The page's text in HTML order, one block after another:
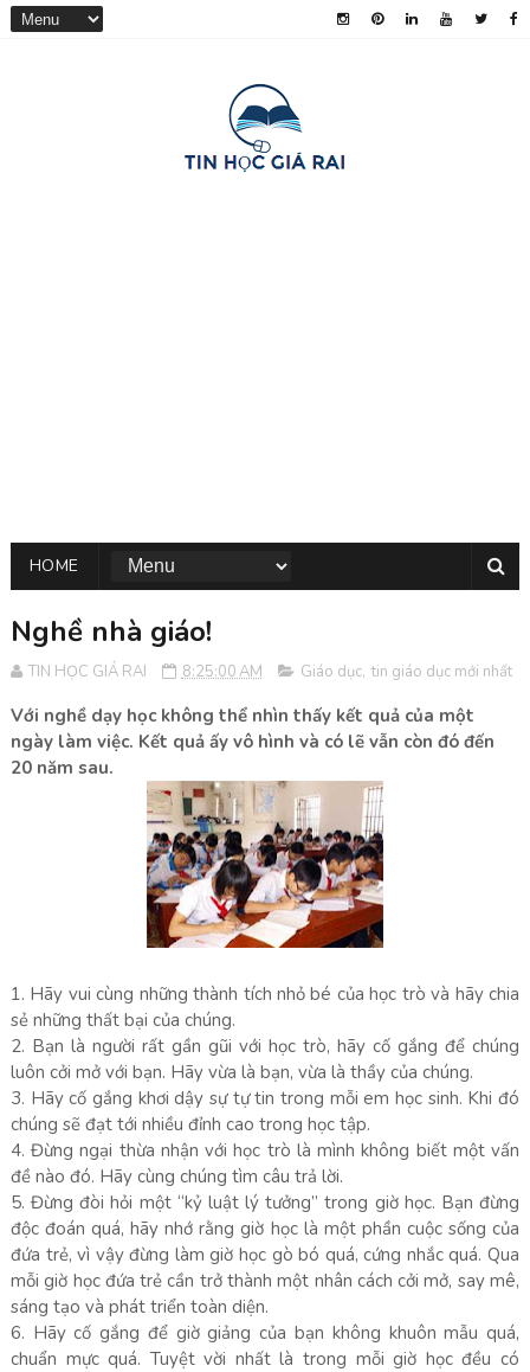
HOME
Nghề nhà giáo!
TIN HỌC GIÁ RAI 8:25:00 AM Giáo dục, tin giáo dục mới nhất
Với nghề dạy học không thể nhìn thấy kết quả của một
ngày làm việc. Kết quả ấy vô hình và có lẽ vẫn còn đó đến
20 năm sau.
1. Hãy vui cùng những thành tích nhỏ bé của học trò và hãy chia
sẻ những thất bại của chúng.
2. Bạn là người rất gần gũi với học trò, hãy cố gắng để chúng
luôn cởi mở với bạn. Hãy vừa là bạn, vừa là thầy của chúng.
3. Hãy cố gắng khơi dậy sự tự tin trong mỗi em học sinh. Khi đó
chúng sẽ đạt tới nhiều đỉnh cao trong học tập.
4. Đừng ngại thừa nhận với học trò là mình không biết một vấn
đề nào đó. Hãy cùng chúng tìm câu trả lời.
5. Đừng đòi hỏi một “kỷ luật lý tưởng” trong giờ học. Bạn đừng
độc đoán quá, hãy nhớ rằng giờ học là một phần cuộc sống của
đứa trẻ, vì vậy đừng làm giờ học gò bó quá, cứng nhắc quá. Qua
mỗi giờ học đứa trẻ cần trở thành một nhân cách cởi mở, say mê,
sáng tạo và phát triển toàn diện.
6. Hãy cố gắng để giờ giảng của bạn không khuôn mẫu quá,
chuẩn mực quá. Tuyệt vời nhất là trong mỗi giờ học đều có